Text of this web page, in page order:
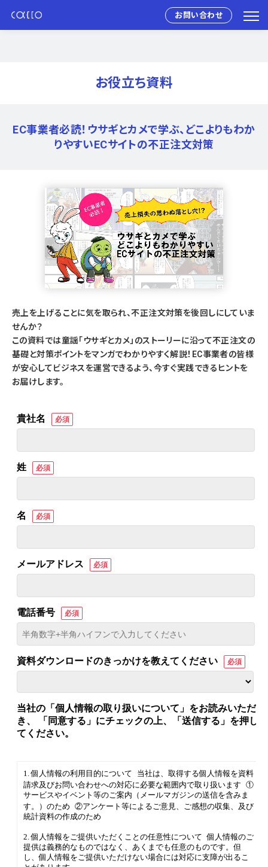
お問い合わせ
お役立ち資料
EC事業者必読！ウサギとカメで学ぶ、どこよりもわか
りやすいECサイトの不正注文対策
売上を上げることに気を取られ、不正注文対策を後回しにしていま
せんか？
この資料では童謡「ウサギとカメ」のストーリーに沿って不正注文の
基礎と対策ポイントをマンガでわかりやすく解説！EC事業者の皆様
が安心してビジネスを運営できるよう、今すぐ実践できるヒントを
お届けします。